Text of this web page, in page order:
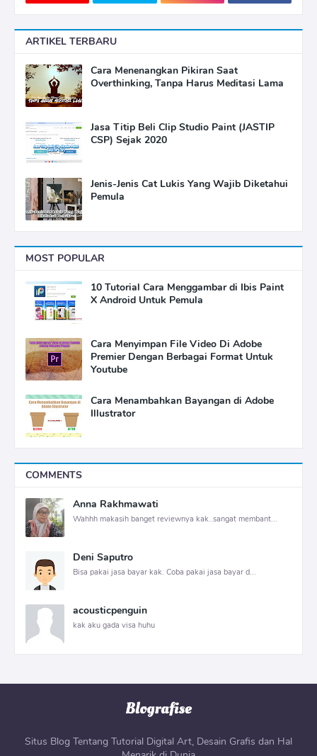
ARTIKEL TERBARU
Cara Menenangkan Pikiran Saat
Overthinking, Tanpa Harus Meditasi Lama
Jasa Titip Beli Clip Studio Paint (JASTIP
CSP) Sejak 2020
Jenis-Jenis Cat Lukis Yang Wajib Diketahui
Pemula
MOST POPULAR
10 Tutorial Cara Menggambar di Ibis Paint
X Android Untuk Pemula
Cara Menyimpan File Video Di Adobe
Premier Dengan Berbagai Format Untuk
Youtube
Cara Menambahkan Bayangan di Adobe
Illustrator
COMMENTS
Anna Rakhmawati
Wahhh makasih banget reviewnya kak..sangat membant...
Deni Saputro
Bisa pakai jasa bayar kak. Coba pakai jasa bayar d...
acousticpenguin
kak aku gada visa huhu
Situs Blog Tentang Tutorial Digital Art, Desain Grafis dan Hal